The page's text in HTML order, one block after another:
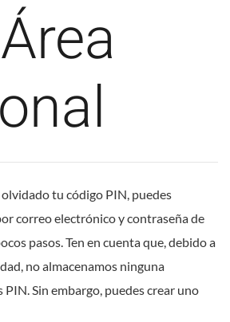
olvidado tu código PIN, puedes
correo electrónico y contraseña de
pasos. Ten en cuenta que, debido a
no almacenamos ninguna
Sin embargo, puedes crear uno